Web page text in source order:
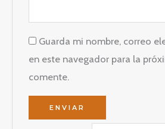
Guarda mi nombre, correo
en este navegador para la
comente.